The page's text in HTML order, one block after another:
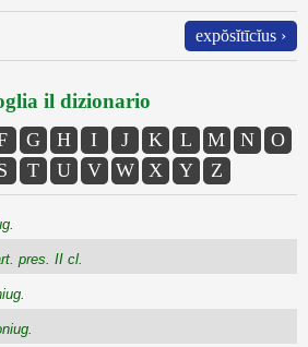
expŏsĭtīcĭus ›
il dizionario
G H I J K L M N
O
T U V W X Y Z
pres. II cl.